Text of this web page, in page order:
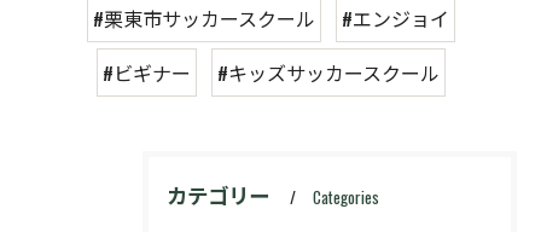
#栗東市サッカースクール
#エンジョイ
#ビギナー
#キッズサッカースクール
カテゴリー Categories